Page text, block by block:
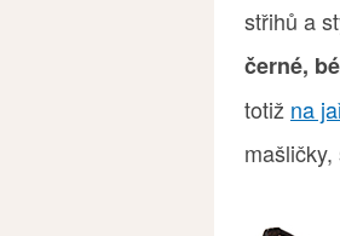
střihů a
černé,
totiž na